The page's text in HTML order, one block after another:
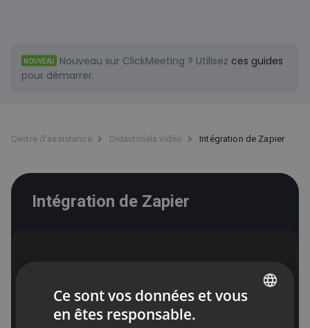
NOUVEAU Nouveau sur ClickMeeting ? Utilisez ces guides
pour démarrer.
Centre d’assistance Didacticiels vidéo Intégration de Zapier
Intégration de Zapier
Ce sont vos données et vous
en êtes responsable.